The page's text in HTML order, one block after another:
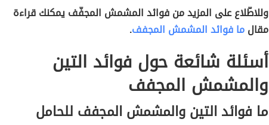
وللاطّلاع على المزيد من فوائد المشمش المجفّف يمكنك قراءة
مقالما فوائد المشمش المجفف.
أسئلة شائعة حول فوائد التين
والمشمش المجفف
ما فوائد التين والمشمش المجفف للحامل